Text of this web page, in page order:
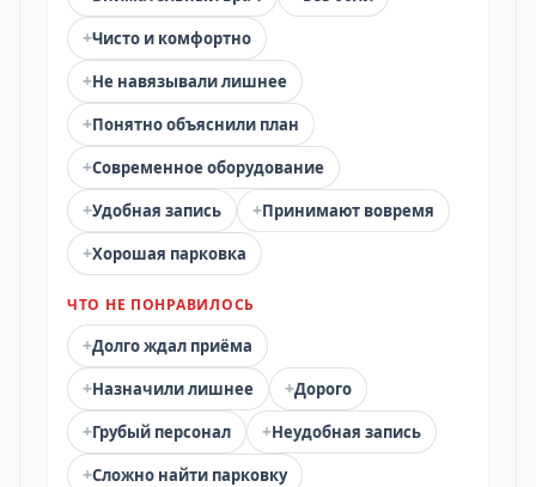
+Чисто и комфортно
+Не навязывали лишнее
+Понятно объяснили план
+Современное оборудование
+Удобная запись +Принимают вовремя
+Хорошая парковка
ЧТО НЕ ПОНРАВИЛОСЬ
+Долго ждал приёма
+Назначили лишнее +Дорого
+Грубый персонал +Неудобная запись
+Сложно найти парковку